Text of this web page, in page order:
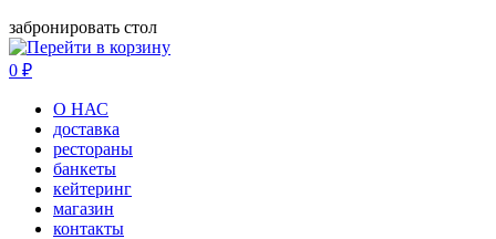
забронировать стол
0 ₽
О НАС
доставка
рестораны
банкеты
кейтеринг
магазин
контакты